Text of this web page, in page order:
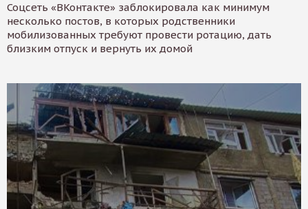
Соцсеть «ВКонтакте» заблокировала как минимум
несколько постов, в которых родственники
мобилизованных требуют провести ротацию, дать
близким отпуск и вернуть их домой